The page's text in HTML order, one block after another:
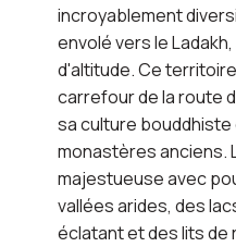
incroyablement
envolé versle Ladakh
d'altitude. Ce
carrefour de laroute
sa culture
monastères anciens.
majestueuse avec
vallées arides, des
éclatant et des lits de